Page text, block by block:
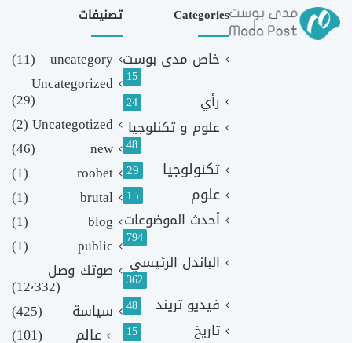
Categories
خاص مدى بوست
15
رأي 24
علوم و تكنلوجيا
48
تكنولوجيا 29
علوم 15
أحدث الموضوعات
794
الباندل الرئيسي
362
فيديو تريند 48
تاريخ 15
تصنيفات
uncategory
(11)
Uncategorized
(29)
Uncategotized
(2)
new
(46)
roobet
(1)
brutal
(1)
blog
(1)
public
(1)
صوتك وصل
(12٬332)
سياسة
(425)
عالم
(101)